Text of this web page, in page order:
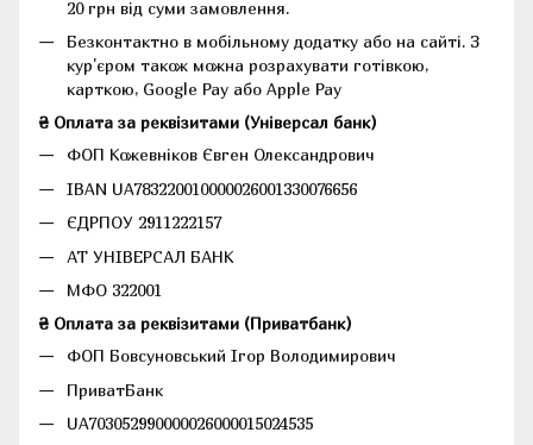
20 грн від суми замовлення.
Безконтактно в мобільному додатку або на сайті. З
кур'єром також можна розрахувати готівкою,
карткою, Google Pay або Apple Pay
₴ Оплата за реквізитами (Універсал банк)
ФОП Кожевніков Євген Олександрович
IBAN UA783220010000026001330076656
ЄДРПОУ 2911222157
АТ УНІВЕРСАЛ БАНК
МФО 322001
₴ Оплата за реквізитами (Приватбанк)
ФОП Бовсуновський Ігор Володимирович
ПриватБанк
UA703052990000026000015024535